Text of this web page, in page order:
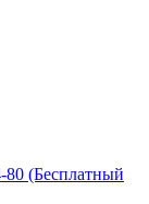
80 (Бесплатный